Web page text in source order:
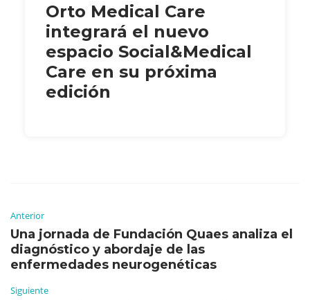
Orto Medical Care
integrará el nuevo
espacio Social&Medical
Care en su próxima
edición
Anterior
Una jornada de Fundación Quaes analiza el
diagnóstico y abordaje de las
enfermedades neurogenéticas
Siguiente